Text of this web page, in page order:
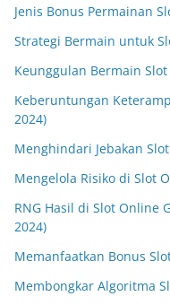
Jenis Bonus Permainan
Strategi Bermain untuk
Keunggulan Bermain
Keberuntungan
2024)
Menghindari Jebakan
Mengelola Risiko di Slot
RNG Hasil di Slot Online
2024)
Memanfaatkan Bonus
Membongkar Algoritma